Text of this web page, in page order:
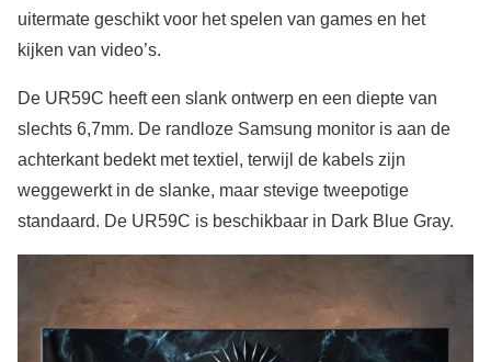
uitermate geschikt voor het spelen van games en het
kijken van video’s.
De UR59C heeft een slank ontwerp en een diepte van
slechts 6,7mm. De randloze Samsung monitor is aan de
achterkant bedekt met textiel, terwijl de kabels zijn
weggewerkt in de slanke, maar stevige tweepotige
standaard. De UR59C is beschikbaar in Dark Blue Gray.